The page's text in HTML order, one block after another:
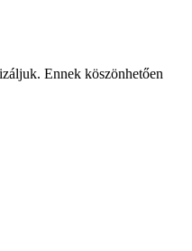
Ennek köszönhetően